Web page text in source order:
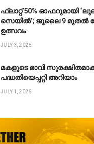
ഫ്ലാറ്റ് 50% ഓഫറുമായി
സെയിൽ’; ജൂലൈ 9 മുതൽ
ഉത്സവം
JULY 3, 2026
മകളുടെ ഭാവി
പദ്ധതിയെപ്പറ്റി അറിയാം
JULY 1, 2026